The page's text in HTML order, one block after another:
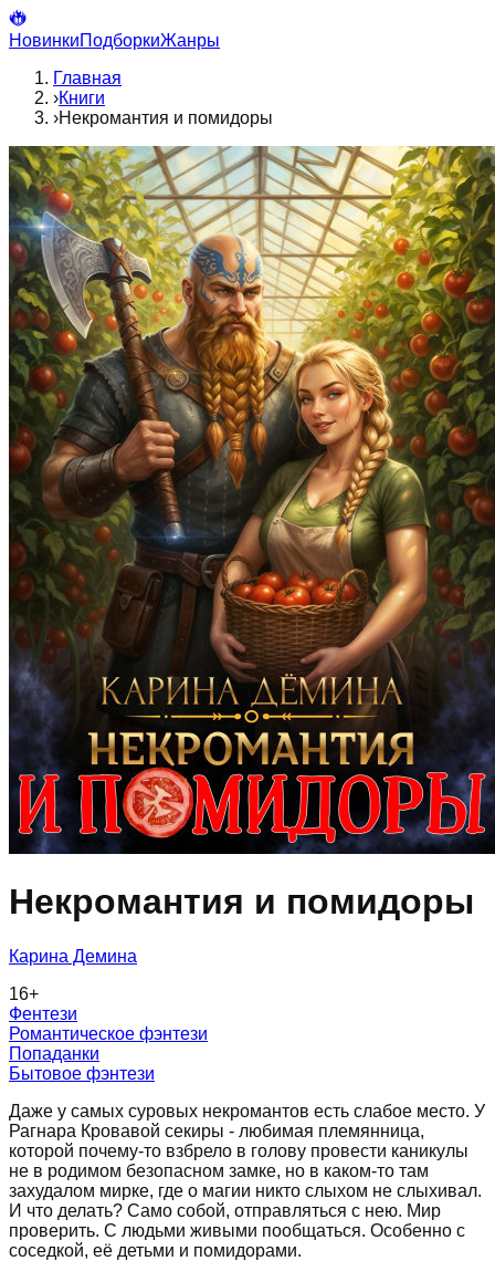
НовинкиПодборкиЖанры
Главная
›Книги
›Некромантия и помидоры
Некромантия и помидоры
Карина Демина
16+
Фентези
Романтическое фэнтези
Попаданки
Бытовое фэнтези
Даже у самых суровых некромантов есть слабое место. У
Рагнара Кровавой секиры - любимая племянница,
которой почему-то взбрело в голову провести каникулы
не в родимом безопасном замке, но в каком-то там
захудалом мирке, где о магии никто слыхом не слыхивал.
И что делать? Само собой, отправляться с нею. Мир
проверить. С людьми живыми пообщаться. Особенно с
соседкой, её детьми и помидорами.